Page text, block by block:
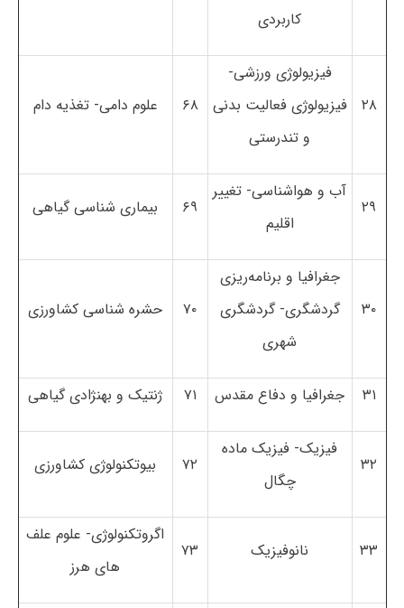
کاربردی
۲۸
فیزیولوژی ورزشی-
فیزیولوژی فعالیت بدنی
و تندرستی
۶۸ علوم دامی- تغذیه دام
۲۹
آب و هواشناسی- تغییر
اقلیم
۶۹ بیماری شناسی گیاهی
۳۰
جغرافیا و برنامه‌ریزی
گردشگری- گردشگری
شهری
۷۰ حشره شناسی کشاورزی
۳۱ جغرافیا و دفاع مقدس ۷۱ ژنتیک و بهنژادی گیاهی
۳۲
فیزیک- فیزیک ماده
چگال
۷۲ بیوتکنولوژی کشاورزی
۳۳ نانوفیزیک ۷۳
اگروتکنولوژی- علوم علف
های هرز